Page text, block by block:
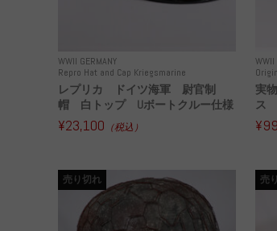
WWII GERMANY
Repro Hat and Cap Kriegsmarine
レプリカ ドイツ海軍 尉官制
帽 白トップ Uボートクルー仕様
¥23,100 （税込）
WWII
実
ス
売り切れ 売